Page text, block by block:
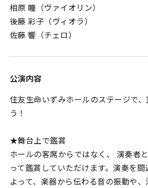
相原 瞳（ヴァイオリン）
後藤 彩子（ヴィオラ）
佐藤 響（チェロ）
公演内容
住友生命いずみホールのステージで
う！
★舞台上で鑑賞
ホールの客席からではなく、 演奏者
って鑑賞していただけます。演奏を
よって、楽器から伝わる音の振動や